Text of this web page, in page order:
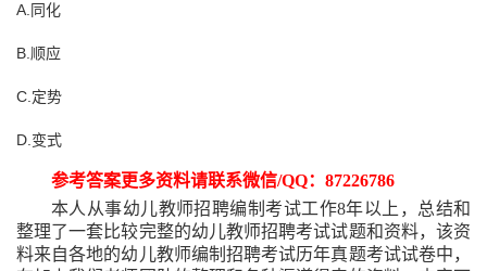
A.同化
B.顺应
C.定势
D.变式
参考答案更多资料请联系微信/QQ：87226786
本人从事幼儿教师招聘编制考试工作8年以上，总结和
整理了一套比较完整的幼儿教师招聘考试试题和资料，该资
料来自各地的幼儿教师编制招聘考试历年真题考试试卷中，